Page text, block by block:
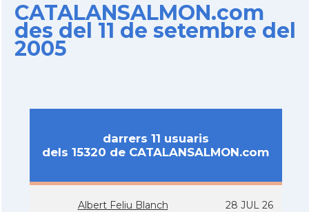
CATALANSALMON.com
des del 11 de setembre del
2005
darrers 11 usuaris
dels 15320 de CATALANSALMON.com
Albert Feliu Blanch 28 JUL 26